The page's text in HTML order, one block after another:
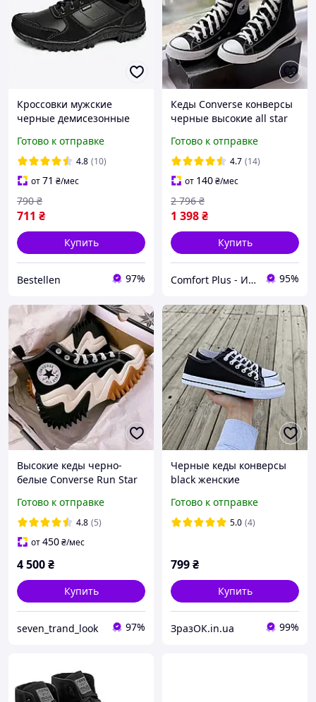
Кроссовки мужские
черные демисезонные
Готово к отправке
4.8 (10)
от71 ₴/мес
711 ₴
790 ₴
Купить
Bestellen 97%
Кеды Converse конверсы
черные высокие all star
женские черно белые 36-
41 размер
Готово к отправке
4.7 (14)
от 140₴/мес
1 398₴
2 796 ₴
Купить
Comfort Plus - Интенет-магазин Термобелья 95%
Высокие кеды черно-
белые Converse Run Star
36-41
Готово к отправке
4.8 (5)
от450₴/мес
4 500₴
Купить
seven_trand_look 97%
Черные кеды конверсы
black женские
тканевые летние
текстиль
Готово к отправке
5.0 (4)
799₴
Купить
ЗразОК.in.ua 99%